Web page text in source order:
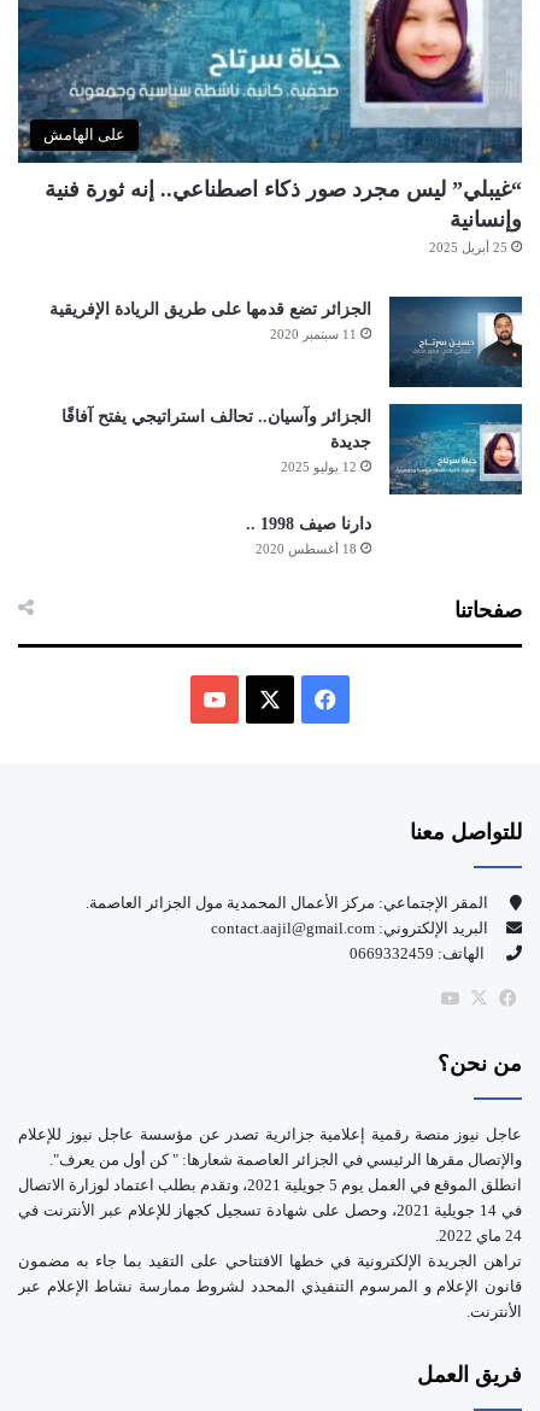
على الهامش
“غيبلي” ليس مجرد صور ذكاء اصطناعي.. إنه ثورة فنية
وإنسانية
25 أبريل 2025
الجزائر تضع قدمها على طريق الريادة الإفريقية
11 سبتمبر 2020
الجزائر وآسيان.. تحالف استراتيجي يفتح آفاقًا
جديدة
12 يوليو 2025
دارنا صيف 1998 ..
18 أغسطس 2020
صفحاتنا
و
ك
للتواصل معنا
المقر الإجتماعي: مركز الأعمال المحمدية مول الجزائر العاصمة.
البريد الإلكتروني: contact.aajil@gmail.com
الهاتف: 0669332459
فيسبوك
‫X
من نحن؟
عاجل نيوز منصة رقمية إعلامية جزائرية تصدر عن مؤسسة عاجل نيوز للإعلام
والإتصال مقرها الرئيسي في الجزائر العاصمة شعارها: " كن أول من يعرف".
انطلق الموقع في العمل يوم 5 جويلية 2021، وتقدم بطلب اعتماد لوزارة الاتصال
في 14 جويلية 2021، وحصل على شهادة تسجيل كجهاز للإعلام عبر الأنترنت في
24 ماي 2022.
تراهن الجريدة الإلكترونية في خطها الافتتاحي على التقيد بما جاء به مضمون
قانون الإعلام و المرسوم التنفيذي المحدد لشروط ممارسة نشاط الإعلام عبر
الأنترنت.
فريق العمل